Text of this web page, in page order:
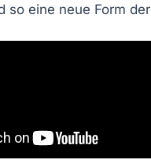
so eine neue Form der